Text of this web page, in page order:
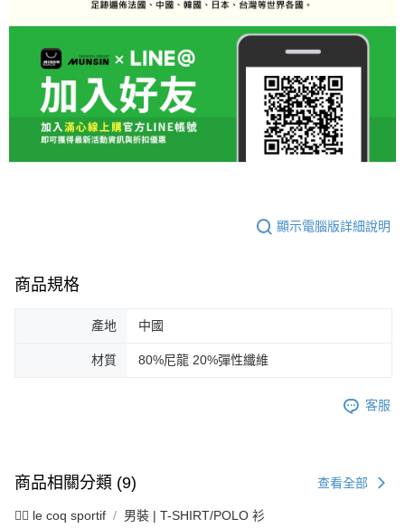
顯示電腦版詳細說明
商品規格
產地 中國
材質 80%尼龍 20%彈性纖維
客服
商品相關分類 (9) 查看全部
🚴‍♂️ le coq sportif 男裝 | T-SHIRT/POLO 衫